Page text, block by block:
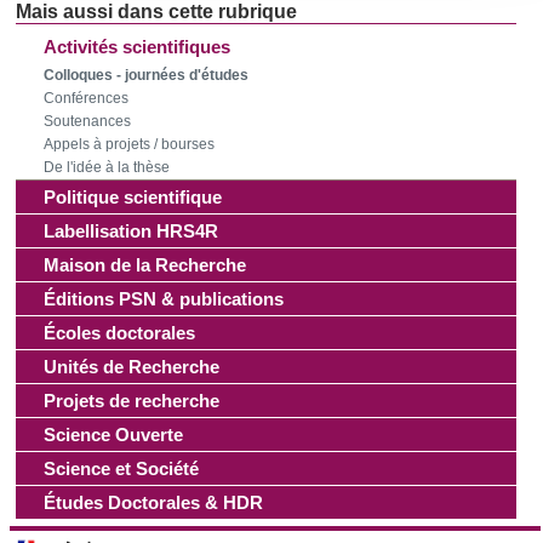
consentement à tout moment à partir de la déclaration sur
les cookies.
Les cookies nous permettent de personnaliser le contenu
et les annonces, d'offrir des fonctionnalités relatives aux
médias sociaux et d'analyser notre trafic. Nous
partageons également des informations sur l'utilisation de
notre site avec nos partenaires de médias sociaux, de
publicité et d'analyse, qui peuvent combiner celles-ci avec
d'autres informations que vous leur avez fournies ou qu'ils
ont collectées lors de votre utilisation de leurs services.
Activités scientifiques
Colloques - journées d'études
Conférences
Soutenances
Appels à projets / bourses
De l'idée à la thèse
Politique scientifique
Labellisation HRS4R
Maison de la Recherche
Éditions PSN & publications
Écoles doctorales
Unités de Recherche
Projets de recherche
Science Ouverte
Science et Société
Études Doctorales & HDR